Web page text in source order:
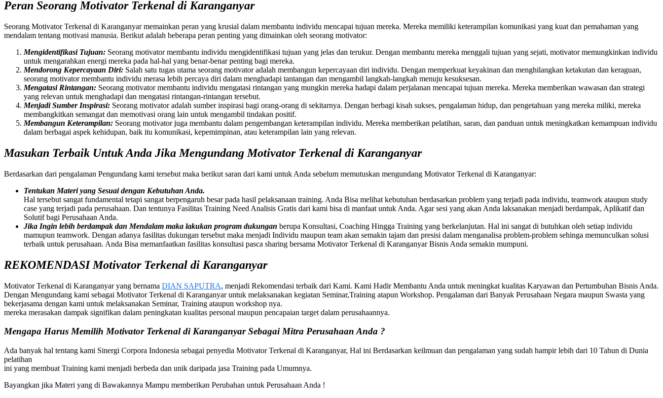
Peran Seorang Motivator Terkenal di Karanganyar
Seorang Motivator Terkenal di Karanganyar memainkan peran yang krusial dalam membantu individu mencapai tujuan mereka. Mereka memiliki keterampilan komunikasi yang kuat dan pemahaman yang
mendalam tentang motivasi manusia. Berikut adalah beberapa peran penting yang dimainkan oleh seorang motivator:
Mengidentifikasi Tujuan: Seorang motivator membantu individu mengidentifikasi tujuan yang jelas dan terukur. Dengan membantu mereka menggali tujuan yang sejati, motivator memungkinkan individu
untuk mengarahkan energi mereka pada hal-hal yang benar-benar penting bagi mereka.
Mendorong Kepercayaan Diri: Salah satu tugas utama seorang motivator adalah membangun kepercayaan diri individu. Dengan memperkuat keyakinan dan menghilangkan ketakutan dan keraguan,
seorang motivator membantu individu merasa lebih percaya diri dalam menghadapi tantangan dan mengambil langkah-langkah menuju kesuksesan.
Mengatasi Rintangan: Seorang motivator membantu individu mengatasi rintangan yang mungkin mereka hadapi dalam perjalanan mencapai tujuan mereka. Mereka memberikan wawasan dan strategi
yang relevan untuk menghadapi dan mengatasi rintangan-rintangan tersebut.
Menjadi Sumber Inspirasi: Seorang motivator adalah sumber inspirasi bagi orang-orang di sekitarnya. Dengan berbagi kisah sukses, pengalaman hidup, dan pengetahuan yang mereka miliki, mereka
membangkitkan semangat dan memotivasi orang lain untuk mengambil tindakan positif.
Membangun Keterampilan: Seorang motivator juga membantu dalam pengembangan keterampilan individu. Mereka memberikan pelatihan, saran, dan panduan untuk meningkatkan kemampuan individu
dalam berbagai aspek kehidupan, baik itu komunikasi, kepemimpinan, atau keterampilan lain yang relevan.
Masukan Terbaik Untuk Anda Jika Mengundang Motivator Terkenal di Karanganyar
Berdasarkan dari pengalaman Pengundang kami tersebut maka berikut saran dari kami untuk Anda sebelum memutuskan mengundang Motivator Terkenal di Karanganyar:
Tentukan Materi yang Sesuai dengan Kebutuhan Anda.
Hal tersebut sangat fundamental tetapi sangat berpengaruh besar pada hasil pelaksanaan training. Anda Bisa melihat kebutuhan berdasarkan problem yang terjadi pada individu, teamwork ataupun study
case yang terjadi pada perusahaan. Dan tentunya Fasilitas Training Need Analisis Gratis dari kami bisa di manfaat untuk Anda. Agar sesi yang akan Anda laksanakan menjadi berdampak, Aplikatif dan
Solutif bagi Perusahaan Anda.
Jika Ingin lebih berdampak dan Mendalam maka lakukan program dukungan berupa Konsultasi, Coaching Hingga Training yang berkelanjutan. Hal ini sangat di butuhkan oleh setiap individu
mamupun teamwork. Dengan adanya fasilitas dukungan tersebut maka menjadi Individu maupun team akan semakin tajam dan presisi dalam menganalisa problem-problem sehinga memunculkan solusi
terbaik untuk perusahaan. Anda Bisa memanfaatkan fasilitas konsultasi pasca sharing bersama Motivator Terkenal di Karanganyar Bisnis Anda semakin mumpuni.
REKOMENDASI Motivator Terkenal di Karanganyar
Motivator Terkenal di Karanganyar yang bernama DIAN SAPUTRA, menjadi Rekomendasi terbaik dari Kami. Kami Hadir Membantu Anda untuk meningkat kualitas Karyawan dan Pertumbuhan Bisnis Anda.
Dengan Mengundang kami sebagai Motivator Terkenal di Karanganyar untuk melaksanakan kegiatan Seminar,Training atapun Workshop. Pengalaman dari Banyak Perusahaan Negara maupun Swasta yang
bekerjasama dengan kami untuk melaksanakan Seminar, Training ataupun workshop nya.
mereka merasakan dampak signifikan dalam peningkatan kualitas personal maupun pencapaian target dalam perusahaannya.
Mengapa Harus Memilih Motivator Terkenal di Karanganyar Sebagai Mitra Perusahaan Anda ?
Ada banyak hal tentang kami Sinergi Corpora Indonesia sebagai penyedia Motivator Terkenal di Karanganyar, Hal ini Berdasarkan keilmuan dan pengalaman yang sudah hampir lebih dari 10 Tahun di Dunia
pelatihan
ini yang membuat Training kami menjadi berbeda dan unik daripada jasa Training pada Umumnya.
Bayangkan jika Materi yang di Bawakannya Mampu memberikan Perubahan untuk Perusahaan Anda !